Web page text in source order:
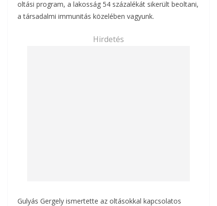
oltási program, a lakosság 54 százalékát sikerült beoltani,
a társadalmi immunitás közelében vagyunk.
Hirdetés
Gulyás Gergely ismertette az oltásokkal kapcsolatos